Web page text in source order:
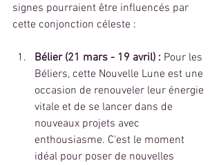
signes pourraient être influencés par
cette conjonction céleste :
Bélier (21 mars - 19 avril) : Pour les
Béliers, cette Nouvelle Lune est une
occasion de renouveler leur énergie
vitale et de se lancer dans de
nouveaux projets avec
enthousiasme. C'est le moment
idéal pour poser de nouvelles